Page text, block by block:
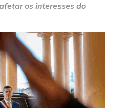
os interesses do